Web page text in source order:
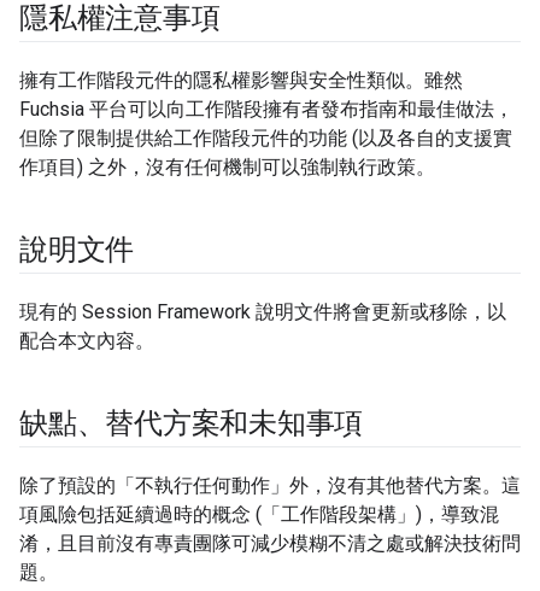
隱私權注意事項
擁有工作階段元件的隱私權影響與安全性類似。雖然
Fuchsia 平台可以向工作階段擁有者發布指南和最佳做法，
但除了限制提供給工作階段元件的功能 (以及各自的支援實
作項目) 之外，沒有任何機制可以強制執行政策。
說明文件
現有的 Session Framework 說明文件將會更新或移除，以
配合本文內容。
缺點、替代方案和未知事項
除了預設的「不執行任何動作」外，沒有其他替代方案。這
項風險包括延續過時的概念 (「工作階段架構」)，導致混
淆，且目前沒有專責團隊可減少模糊不清之處或解決技術問
題。